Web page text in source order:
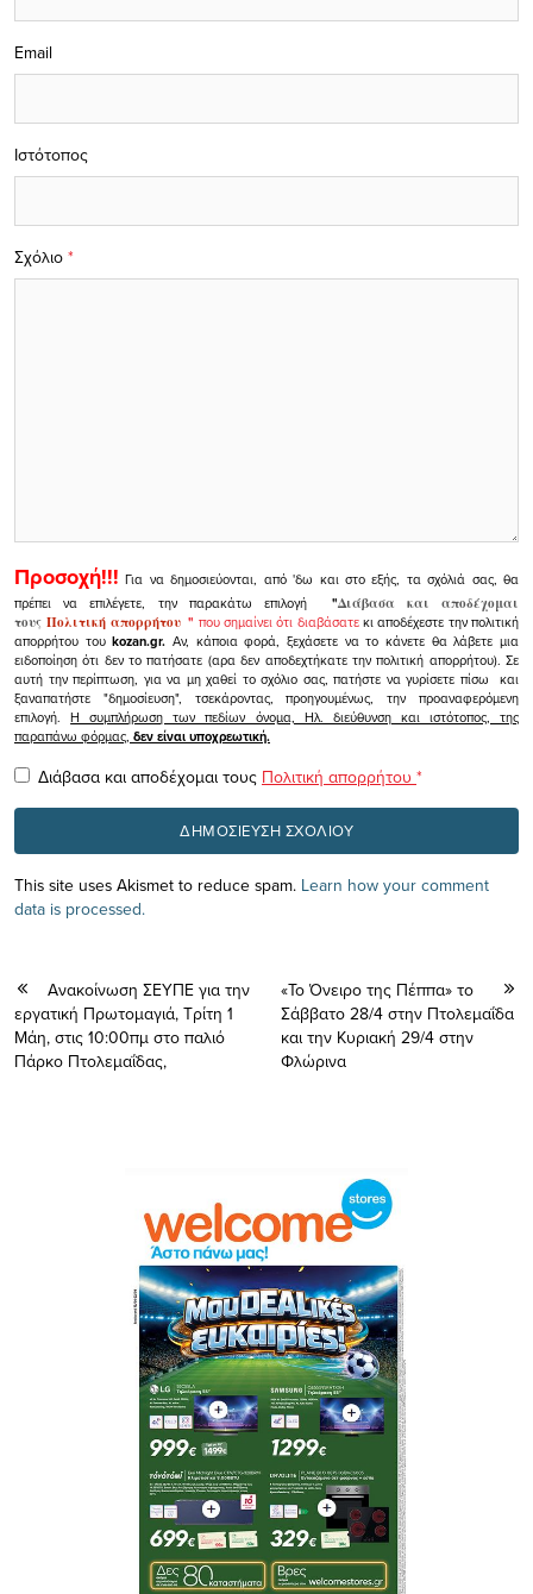
Σχόλιο *
Email
Ιστότοπος
Προσοχή!!! Για να δημοσιεύονται, από 'δω και στο εξής, τα σχόλιά σας, θα
πρέπει να επιλέγετε, την παρακάτω επιλογή
"Διάβασα και αποδέχομαι
τουςΠολιτική απορρήτου" που σημαίνει ότι διαβάσατεκι αποδέχεστε την πολιτική
απορρήτου τουkozan.gr. Αν, κάποια φορά, ξεχάσετε να το κάνετε θα λάβετε μια
ειδοποίηση ότι δεν το πατήσατε (αρα δεν αποδεχτήκατε την πολιτική απορρήτου). Σε
αυτή την περίπτωση, για να μη χαθεί το σχόλιο σας, πατήστε να γυρίσετε πίσω και
ξαναπατήστε "δημοσίευση", τσεκάροντας, προηγουμένως, την προαναφερόμενη
επιλογή.Η συμπλήρωση των πεδίων όνομα, Ηλ. διεύθυνση και ιστότοπος, της
παραπάνω φόρμας, δεν είναι υποχρεωτική.
Διάβασα και αποδέχομαι τους Πολιτική απορρήτου *
This site uses Akismet to reduce spam. Learn how your comment
data is processed.
Ανακοίνωση ΣΕΥΠΕ για την
εργατική Πρωτομαγιά, Τρίτη 1
Μάη, στις 10:00πμ στο παλιό
Πάρκο Πτολεμαΐδας,
«Το Όνειρο της Πέππα» το
Σάββατο 28/4 στην Πτολεμαΐδα
και την Κυριακή 29/4 στην
Φλώρινα